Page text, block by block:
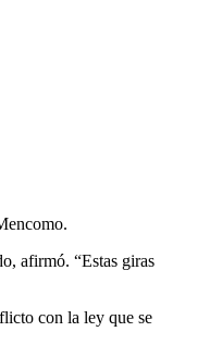
afirmó. “Estas giras
con la ley que se